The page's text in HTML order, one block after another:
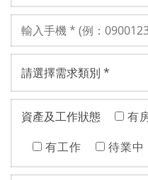
資產及工作狀態 有
有工作
待業中